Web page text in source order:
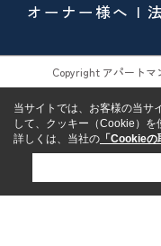
オーナー様へ
Copyright アパートマ
当サイトでは、お客様の当サ
して、クッキー（Cookie）を
詳しくは、当社の 「Cookieの